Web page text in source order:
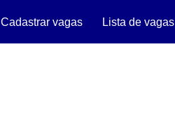
Cadastrar vagas Lista de vagas